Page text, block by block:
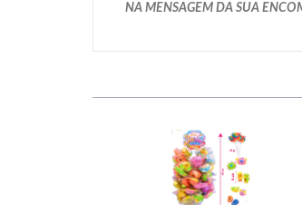
NA MENSAGEM DA SUA